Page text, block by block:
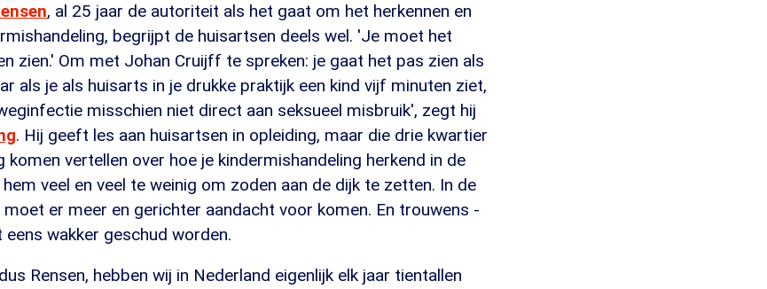
, al 25 jaar de autoriteit als het gaat om het herkennen en
begrijpt de huisartsen deels wel. 'Je moet het
zien.' Om met Johan Cruijff te spreken: je gaat het pas zien als
als je als huisarts in je drukke praktijk een kind vijf minuten ziet,
misschien niet direct aan seksueel misbruik', zegt hij
. Hij geeft les aan huisartsen in opleiding, maar die drie kwartier
komen vertellen over hoe je kindermishandeling herkend in de
veel en veel te weinig om zoden aan de dijk te zetten. In de
er meer en gerichter aandacht voor komen. En trouwens -
wakker geschud worden.
Rensen, hebben wij in Nederland eigenlijk elk jaar tientallen